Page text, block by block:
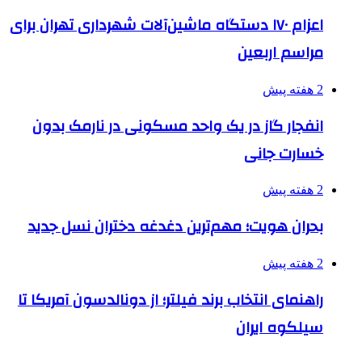
اعزام ۱۷۰ دستگاه ماشین‌آلات شهرداری تهران برای
مراسم اربعین
2 هفته پیش
انفجار گاز در یک واحد مسکونی در نارمک بدون
خسارت جانی
2 هفته پیش
بحران هویت؛ مهم‌ترین دغدغه دختران نسل جدید
2 هفته پیش
راهنمای انتخاب برند فیلتر؛ از دونالدسون آمریکا تا
سیلکوه ایران